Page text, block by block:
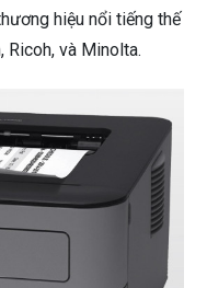
hiệu nổi tiếng thế
Ricoh, và Minolta.